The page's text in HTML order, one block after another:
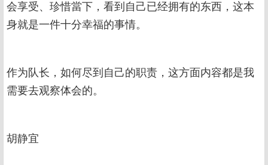
会享受、珍惜當下，看到自己已经拥有的东西，这本
身就是一件十分幸福的事情。
作为队长，如何尽到自己的职责，这方面内容都是我
需要去观察体会的。
胡静宜